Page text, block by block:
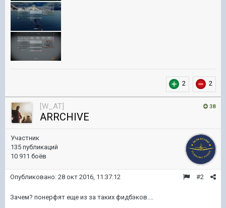
2 2
38
[W_AT]
ARRCHIVE
Участник
135 публикаций
10 911 боёв
#2
Опубликовано: 28 окт 2016, 11:37:12
Зачем? понерфят еще из за таких фидбэков....